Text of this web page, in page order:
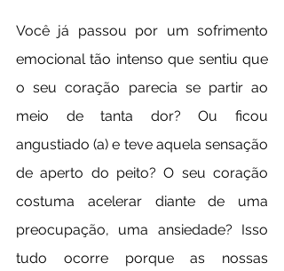
Você já passou por um sofrimento
emocional tão intenso que sentiu que
o seu coração parecia se partir ao
meio de tanta dor? Ou ficou
angustiado (a) e teve aquela sensação
de aperto do peito? O seu coração
costuma acelerar diante de uma
preocupação, uma ansiedade? Isso
tudo ocorre porque as nossas